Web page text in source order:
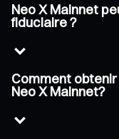
Neo X Mainnet
fiduciaire ?
Comment
Neo X Mainnet?